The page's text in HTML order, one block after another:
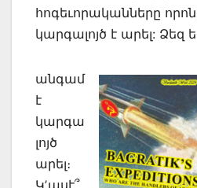
հոգեւորականները
կարգալոյծ է արել: Ձեզ
անգամ
է
կարգա
լոյծ
արել։
Կʼասէ՞